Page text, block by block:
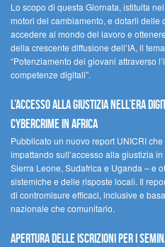
Lo scopo di questa Giornata, istituita
motori del cambiamento, e dotarli delle
accedere al mondo del lavoro e
della crescente diffusione dell’IA, il
“Potenziamento dei giovani attraverso
competenze digitali”.
L’accesso alla giustizia nell’era
cybercrime in Africa
Pubblicato un nuovo report UNICRI
impattando sull’accesso alla giustizia
Sierra Leone, Sudafrica e Uganda – e
sistemiche e delle risposte locali. Il
di contromisure efficaci, inclusive e
nazionale che comunitario.
Apertura delle iscrizioni per i